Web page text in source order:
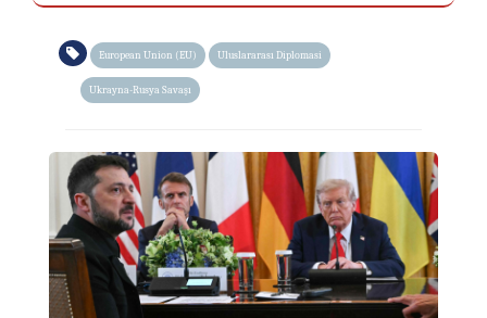
European Union (EU) Uluslararası Diplomasi
Ukrayna-Rusya Savaşı